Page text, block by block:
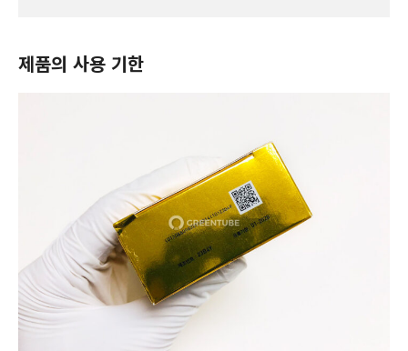
제품의 사용 기한